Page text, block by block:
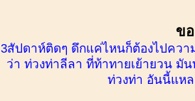
ข
3สัปดาห์ติดๆ ดึกแค่ไหนก็ต้องไปควา
ว่า ท่วงท่าลีลา ที่ท้าทายเย้ายวน มั
ท่วงท่า อันนี้แหล